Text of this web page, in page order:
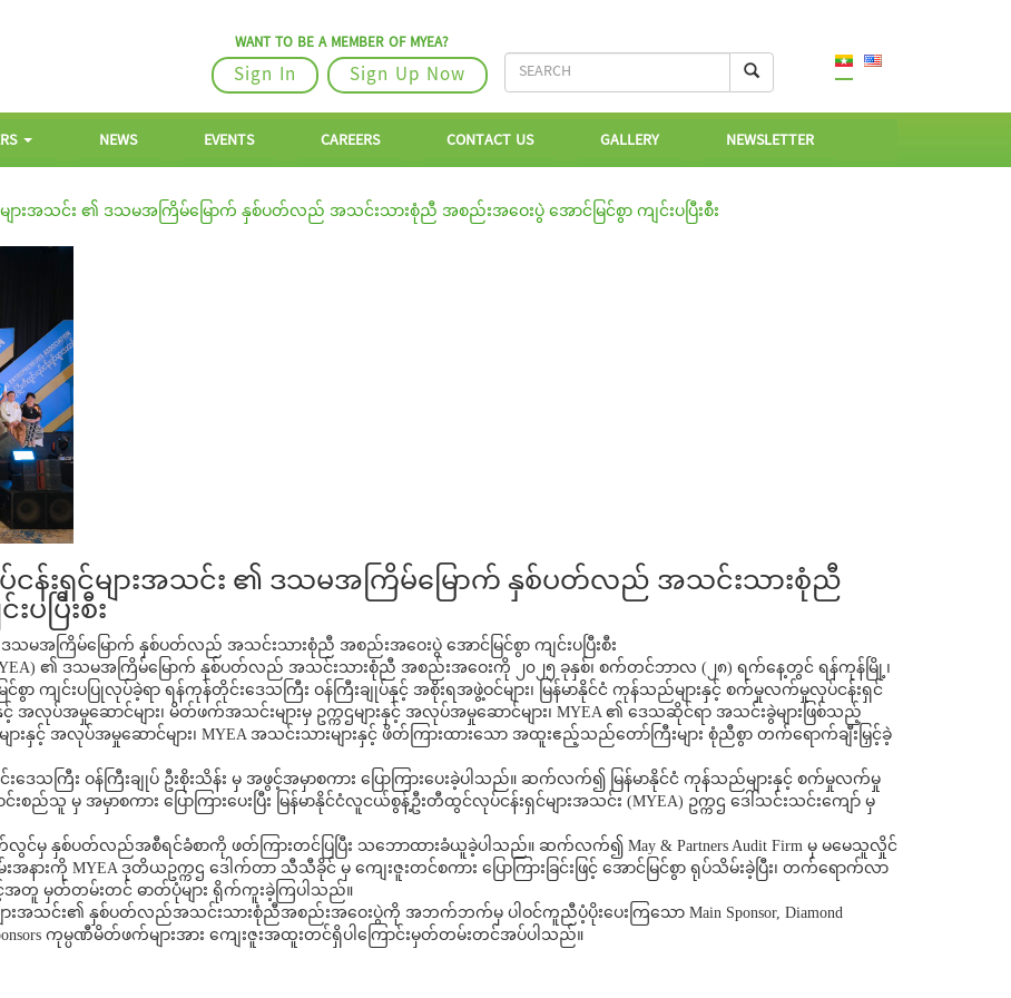
WANT TO BE A MEMBER OF MYEA?
Sign Up Now
Sign In
NEWS EVENTS CAREERS CONTACT US GALLERY NEWSLETTER
ျားအသင်း ၏ ဒသမအကြိမ်မြောက် နှစ်ပတ်လည် အသင်းသားစုံညီ အစည်းအဝေးပွဲ အောင်မြင်စွာ ကျင်းပပြီးစီး
ငန်းရှင်များအသင်း ၏ ဒသမအကြိမ်မြောက် နှစ်ပတ်လည် အသင်းသားစုံညီ
ပပြီးစီး
သမအကြိမ်မြောက် နှစ်ပတ်လည် အသင်းသားစုံညီ အစည်းအဝေးပွဲ အောင်မြင်စွာ ကျင်းပပြီးစီး
၏ ဒသမအကြိမ်မြောက် နှစ်ပတ်လည် အသင်းသားစုံညီ အစည်းအဝေးကို ၂၀၂၅ ခုနှစ်၊ စက်တင်ဘာလ (၂၈) ရက်နေ့တွင် ရန်ကုန်မြို့၊
ောင်မြင်စွာ ကျင်းပပြုလုပ်ခဲ့ရာ ရန်ကုန်တိုင်းဒေသကြီး ဝန်ကြီးချုပ်နှင့် အစိုးရအဖွဲ့ဝင်များ၊ မြန်မာနိုင်ငံ ကုန်သည်များနှင့် စက်မှုလက်မှုလုပ်ငန်းရှင်
င့် အလုပ်အမှုဆောင်များ၊ မိတ်ဖက်အသင်းများမှ ဥက္ကဌများနှင့် အလုပ်အမှုဆောင်များ၊ MYEA ၏ ဒေသဆိုင်ရာ အသင်းခွဲများဖြစ်သည့်
ကဌများနှင့် အလုပ်အမှုဆောင်များ၊ MYEA အသင်းသားများနှင့် ဖိတ်ကြားထားသော အထူးဧည့်သည်တော်ကြီးများ စုံညီစွာ တက်ရောက်ချီးမြှင့်ခဲ့
ကြီး ဝန်ကြီးချုပ် ဦးစိုးသိန်း မှ အဖွင့်အမှာစကား ပြောကြားပေးခဲ့ပါသည်။ ဆက်လက်၍ မြန်မာနိုင်ငံ ကုန်သည်များနှင့် စက်မှုလက်မှု
းစည်သူ မှ အမှာစကား ပြောကြားပေးပြီး မြန်မာနိုင်ငံလူငယ်စွန့်ဦးတီထွင်လုပ်ငန်းရှင်များအသင်း (MYEA) ဥက္ကဌ ဒေါ်သင်းသင်းကျော် မှ
မှ နှစ်ပတ်လည်အစီရင်ခံစာကို ဖတ်ကြားတင်ပြပြီး သဘောထားခံယူခဲ့ပါသည်။ ဆက်လက်၍ May & Partners Audit Firm မှ မမေသူလှိုင်
ားကို MYEA ဒုတိယဥက္ကဌ ဒေါက်တာ သီသီခိုင် မှ ကျေးဇူးတင်စကား ပြောကြားခြင်းဖြင့် အောင်မြင်စွာ ရုပ်သိမ်းခဲ့ပြီး၊ တက်ရောက်လာ
တူ မှတ်တမ်းတင် ဓာတ်ပုံများ ရိုက်ကူးခဲ့ကြပါသည်။
ားအသင်း၏ နှစ်ပတ်လည်အသင်းသားစုံညီအစည်းအဝေးပွဲကို အဘက်ဘက်မှ ပါဝင်ကူညီပံ့ပိုးပေးကြသော Main Sponsor, Diamond
Sponsors ကုမ္ပဏီမိတ်ဖက်များအား ကျေးဇူးအထူးတင်ရှိပါကြောင်းမှတ်တမ်းတင်အပ်ပါသည်။